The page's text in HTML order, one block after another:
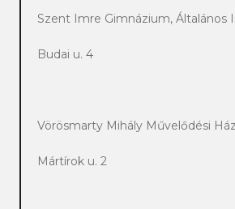
Szent Imre Gimnázium, Általános
Budai u. 4
Vörösmarty Mihály Művelődési Ház
Mártírok u. 2